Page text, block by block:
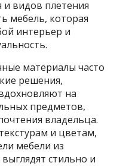
и видов плетения
мебель, которая
интерьер и
материалы часто
решения,
на
предметов,
владельца.
и цветам,
мебели из
стильно и